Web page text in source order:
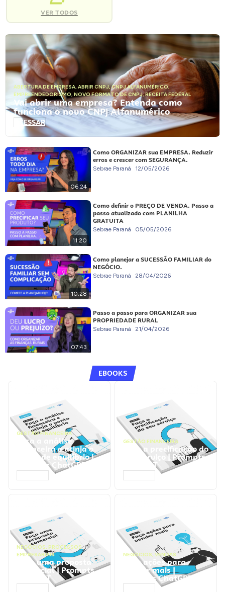
VER TODOS
ABERTURA DE EMPRESA, ABRIR CNPJ,CNPJ ALFANUMÉRICO,
EMPREENDEDORISMO, NOVO FORMATO DE CNPJ,RECEITA FEDERAL
Vai abrir uma empresa? Entenda como
funciona o novo CNPJ Alfanumérico
ACESSAR
06:24
Como ORGANIZAR sua EMPRESA. Reduzir
erros e crescer com SEGURANÇA.
Sebrae Paraná 12/05/2026
11:20
Como definir o PREÇO DE VENDA. Passo a
passo atualizado com PLANILHA
GRATUITA
Sebrae Paraná 05/05/2026
10:28
Como planejar a SUCESSÃO FAMILIAR do
NEGÓCIO.
Sebrae Paraná 28/04/2026
07:43
Passo a passo para ORGANIZAR sua
PROPRIEDADE RURAL
Sebrae Paraná 21/04/2026
EBOOKS
GESTÃO FINANCEIRA
Faça a análise
financeira e atinja o
ponto de equilíbrio |
Prompts ChatGPT
GESTÃO FINANCEIRA
Faça a precificação do
seu serviço | Prompts
ChatGPT
NEGÓCIOS, PROCESSOS
EMPRESARIAIS
Faça uma proposta
comercial | Prompts
ChatGPT
NEGÓCIOS, VENDAS
Faça ações para
vender mais |
Prompts ChatGPT